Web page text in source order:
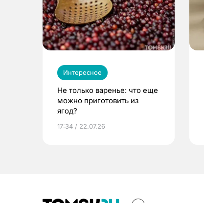
Интересное
Не только варенье: что еще
можно приготовить из
ягод?
17:34 / 22.07.26